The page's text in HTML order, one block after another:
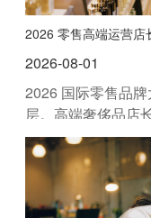
2026 零售高端运营店
2026-08-01
2026 国际零售品
层。高端奢侈品店